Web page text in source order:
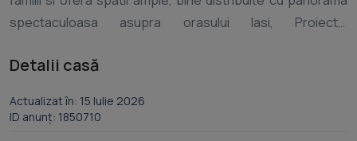
spectaculoasa asupra orasului Iasi, Proiectul
privelistea deosebita, fiind alegerea ideala pentru cei
Proprietatea se preda la stadiul de rosu / gri, oferind
Detalii casă
Actualizat în: 15 Iulie 2026
ID anunț: 1850710